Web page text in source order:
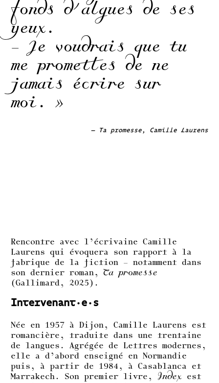
fonds d’algues de ses
yeux.
– Je voudrais que tu
me promettes de ne
jamais écrire sur
moi. »
– Ta promesse, Camille Laurens
Rencontre avec l’écrivaine Camille
Laurens qui évoquera son rapport à la
fabrique de la fiction – notamment dans
son dernier roman,Ta promesse
(Gallimard, 2025).
Intervenant·e·s
Née en 1957 à Dijon, Camille Laurens est
romancière, traduite dans une trentaine
de langues. Agrégée de Lettres modernes,
elle a d’abord enseigné en Normandie
puis, à partir de 1984, à Casablanca et
Marrakech. Son premier livre,Index est